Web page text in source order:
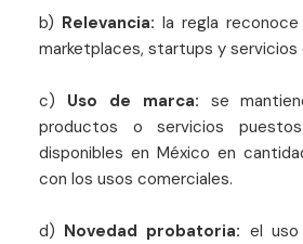
b) Relevancia: la regla
marketplaces, startups y servicios
c) Uso de marca: se
productos o servicios
disponibles en México en
con los usos comerciales.
d) Novedad probatoria: el uso